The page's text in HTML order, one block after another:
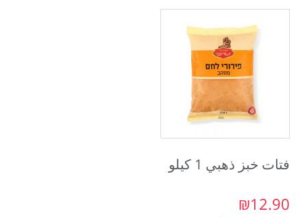
فتات خبز ذهبي 1 كيلو
₪12.90